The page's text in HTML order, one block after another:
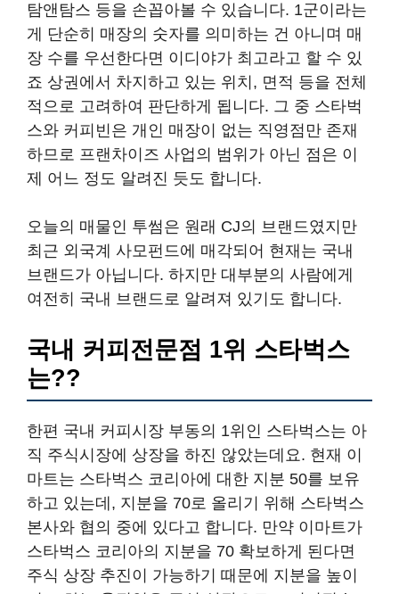
탐앤탐스 등을 손꼽아볼 수 있습니다. 1군이라는
게 단순히 매장의 숫자를 의미하는 건 아니며 매
장 수를 우선한다면 이디야가 최고라고 할 수 있
죠 상권에서 차지하고 있는 위치, 면적 등을 전체
적으로 고려하여 판단하게 됩니다. 그 중 스타벅
스와 커피빈은 개인 매장이 없는 직영점만 존재
하므로 프랜차이즈 사업의 범위가 아닌 점은 이
제 어느 정도 알려진 듯도 합니다.
오늘의 매물인 투썸은 원래 CJ의 브랜드였지만
최근 외국계 사모펀드에 매각되어 현재는 국내
브랜드가 아닙니다. 하지만 대부분의 사람에게
여전히 국내 브랜드로 알려져 있기도 합니다.
국내 커피전문점 1위 스타벅스
는??
한편 국내 커피시장 부동의 1위인 스타벅스는 아
직 주식시장에 상장을 하진 않았는데요. 현재 이
마트는 스타벅스 코리아에 대한 지분 50를 보유
하고 있는데, 지분을 70로 올리기 위해 스타벅스
본사와 협의 중에 있다고 합니다. 만약 이마트가
스타벅스 코리아의 지분을 70 확보하게 된다면
주식 상장 추진이 가능하기 때문에 지분을 높이